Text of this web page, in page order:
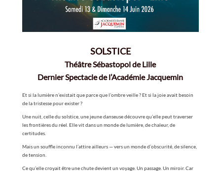
SOLSTICE
Théâtre Sébastopol de Lille
Dernier Spectacle de l’Académie Jacquemin
Et si la lumière n’existait que parce que l’ombre veille ? Et si la joie avait besoin
de la tristesse pour exister ?
Une nuit, celle du solstice, une jeune danseuse découvre qu’elle peut traverser
les frontières du réel. Elle vit dans un monde de lumière, de chaleur, de
certitudes.
Mais un souffle inconnu l’attire ailleurs — vers un monde d’obscurité, de silence,
de tension.
Ce qu’elle croyait être une chute devient un voyage. Un passage. Un miroir. Car